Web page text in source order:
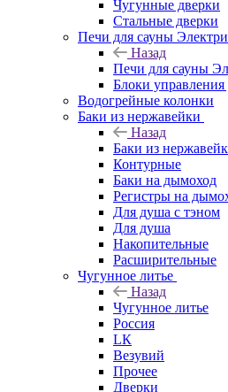
Чугунные дверки
Стальные дверки
Печи для сауны
Назад
Печи для сауны
Блоки управления
Водогрейные колонки
Баки из нержавейки
Назад
Баки из
Контурные
Баки на дымоход
Регистры на
Для душа с тэном
Для душа
Накопительные
Расширительные
Чугунное литье
Назад
Чугунное литье
Россия
LК
Везувий
Прочее
Дверки